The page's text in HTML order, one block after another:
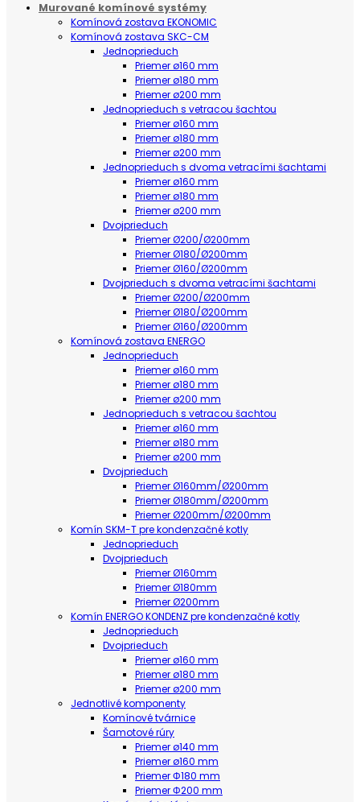
Murované komínové systémy
Komínová zostava EKONOMIC
Komínová zostava SKC-CM
Jednoprieduch
Priemer ø160 mm
Priemer ø180 mm
Priemer ø200 mm
Jednoprieduch s vetracou šachtou
Priemer ø160 mm
Priemer ø180 mm
Priemer ø200 mm
Jednoprieduch s dvoma vetracími šachtami
Priemer ø160 mm
Priemer ø180 mm
Priemer ø200 mm
Dvojprieduch
Priemer Ø200/Ø200mm
Priemer Ø180/Ø200mm
Priemer Ø160/Ø200mm
Dvojprieduch s dvoma vetracími šachtami
Priemer Ø200/Ø200mm
Priemer Ø180/Ø200mm
Priemer Ø160/Ø200mm
Komínová zostava ENERGO
Jednoprieduch
Priemer ø160 mm
Priemer ø180 mm
Priemer ø200 mm
Jednoprieduch s vetracou šachtou
Priemer ø160 mm
Priemer ø180 mm
Priemer ø200 mm
Dvojprieduch
Priemer Ø160mm/Ø200mm
Priemer Ø180mm/Ø200mm
Priemer Ø200mm/Ø200mm
Komín SKM-T pre kondenzačné kotly
Jednoprieduch
Dvojprieduch
Priemer Ø160mm
Priemer Ø180mm
Priemer Ø200mm
Komín ENERGO KONDENZ pre kondenzačné kotly
Jednoprieduch
Dvojprieduch
Priemer ø160 mm
Priemer ø180 mm
Priemer ø200 mm
Jednotlivé komponenty
Komínové tvárnice
Šamotové rúry
Priemer ø140 mm
Priemer ø160 mm
Priemer Φ180 mm
Priemer Φ200 mm